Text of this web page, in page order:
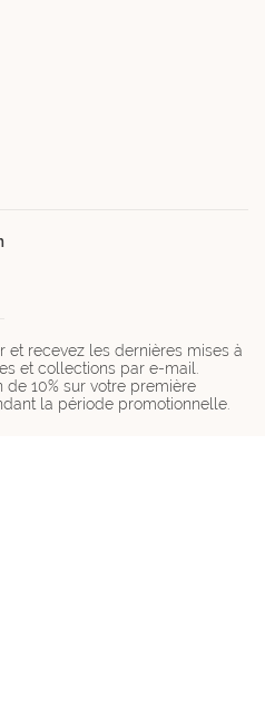
et recevez les dernières mises à
et collections par e-mail.
10% sur votre première
la période promotionnelle.